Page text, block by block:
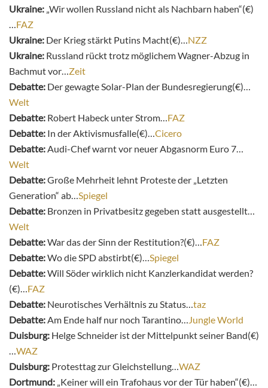
Ukraine: „Wir wollen Russland nicht als Nachbarn haben“(€)
FAZ
Ukraine: Der Krieg stärkt Putins Macht(€)… NZZ
Ukraine: Russland rückt trotz möglichem Wagner-Abzug in
Bachmut vor… Zeit
Debatte: Der gewagte Solar-Plan der Bundesregierung(€)…
Welt
Debatte: Robert Habeck unter Strom… FAZ
Debatte: In der Aktivismusfalle(€)… Cicero
Debatte: Audi-Chef warnt vor neuer Abgasnorm Euro 7…
Welt
Debatte:Große Mehrheit lehnt Proteste der „Letzten
Generation“ ab… Spiegel
Debatte: Bronzen in Privatbesitz gegeben statt ausgestellt…
Welt
Debatte:War das der Sinn der Restitution?(€)… FAZ
Debatte:Wo die SPD abstirbt(€)… Spiegel
Debatte:Will Söder wirklich nicht Kanzlerkandidat werden?
(€)… FAZ
Debatte: Neurotisches Verhältnis zu Status… taz
Debatte: Am Ende half nur noch Tarantino…
Jungle World
Duisburg: Helge Schneider ist der Mittelpunkt seiner Band(€)
WAZ
Duisburg: Protesttag zur Gleichstellung… WAZ
Dortmund: „Keiner will ein Trafohaus vor der Tür haben“(€)…